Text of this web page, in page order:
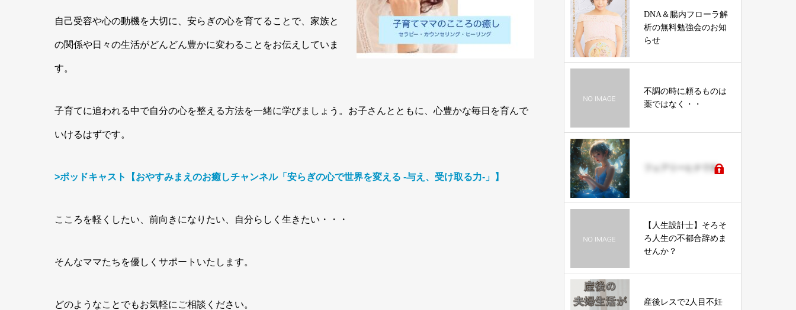
自己受容や心の動機を大切に、安らぎの心を育てることで、家族と
の関係や日々の生活がどんどん豊かに変わることをお伝えしていま
す。
子育てに追われる中で自分の心を整える方法を一緒に学びましょう。お子さんとともに、心豊かな毎日を育んで
いけるはずです。
>ポッドキャスト【おやすみまえのお癒しチャンネル「安らぎの心で世界を変える -与え、受け取る力-」】
こころを軽くしたい、前向きになりたい、自分らしく生きたい・・・
そんなママたちを優しくサポートいたします。
どのようなことでもお気軽にご相談ください。
DNA＆腸内フローラ解
析の無料勉強会のお知
らせ
不調の時に頼るものは
薬ではなく・・
フェアリーヒナです
【人生設計士】そろそ
ろ人生の不都合辞めま
せんか？
産後レスで2人目不妊